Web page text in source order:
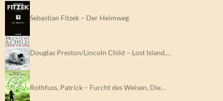
Sebastian Fitzek – Der Heimweg
Douglas Preston/Lincoln Child – Lost Island.…
Rothfuss, Patrick – Furcht des Weisen, Die…